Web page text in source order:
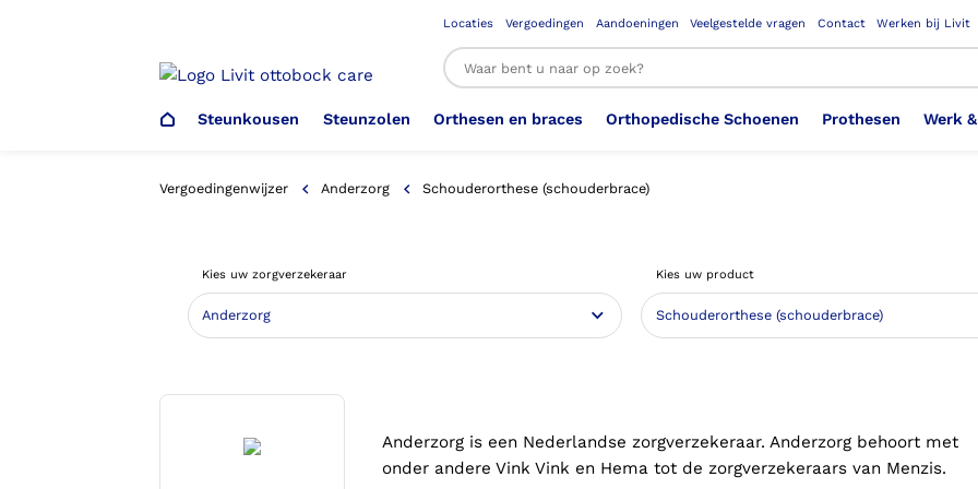
Locaties Vergoedingen Aandoeningen Veelgestelde vragen Contact Werken bij Livit
Steunkousen
Steunkousen (klasse 1)
Kousen (klasse 2)
Aantrekhulpen
Steunzolen
Steunzolen 3D geprinte steunzolen
Voetdrukmeting
Orthesen en braces
Arm Elleboog Been Knie
Heup Bekken Lies Hoofd Nek
Orthopedische Schoenen
Schoenencatalogus Orthopedische Schoenen OSA
Ambulo Badschoenen
Prothesen
Armprothese Bovenbeenprothese
Elleboogprothese Hand & Vinger prothese
Onderbeenprothese
Werk
Werkgever
Werknemer
Vergoedingenwijzer Anderzorg Schouderorthese (schouderbrace)
Kies uw zorgverzekeraar Kies uw product
Anderzorg is een Nederlandse zorgverzekeraar. Anderzorg behoort met
onder andere Vink Vink en Hema tot de zorgverzekeraars van Menzis.